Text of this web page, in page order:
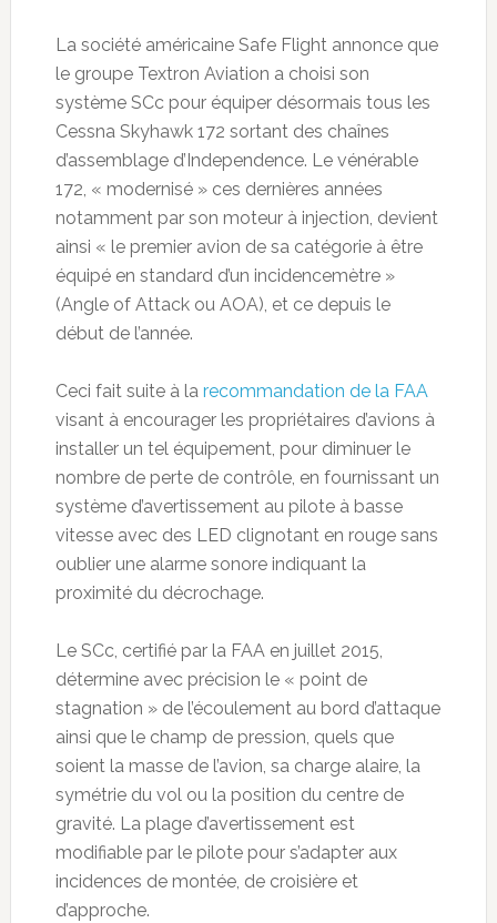
La société américaine Safe Flight annonce que
le groupe Textron Aviation a choisi son
système SCc pour équiper désormais tous les
Cessna Skyhawk 172 sortant des chaînes
d’assemblage d’Independence. Le vénérable
172, « modernisé » ces dernières années
notamment par son moteur à injection, devient
ainsi « le premier avion de sa catégorie à être
équipé en standard d’un incidencemètre »
(Angle of Attack ou AOA), et ce depuis le
début de l’année.
Ceci fait suite à la recommandation de la FAA
visant à encourager les propriétaires d’avions à
installer un tel équipement, pour diminuer le
nombre de perte de contrôle, en fournissant un
système d’avertissement au pilote à basse
vitesse avec des LED clignotant en rouge sans
oublier une alarme sonore indiquant la
proximité du décrochage.
Le SCc, certifié par la FAA en juillet 2015,
détermine avec précision le « point de
stagnation » de l’écoulement au bord d’attaque
ainsi que le champ de pression, quels que
soient la masse de l’avion, sa charge alaire, la
symétrie du vol ou la position du centre de
gravité. La plage d’avertissement est
modifiable par le pilote pour s’adapter aux
incidences de montée, de croisière et
d’approche.